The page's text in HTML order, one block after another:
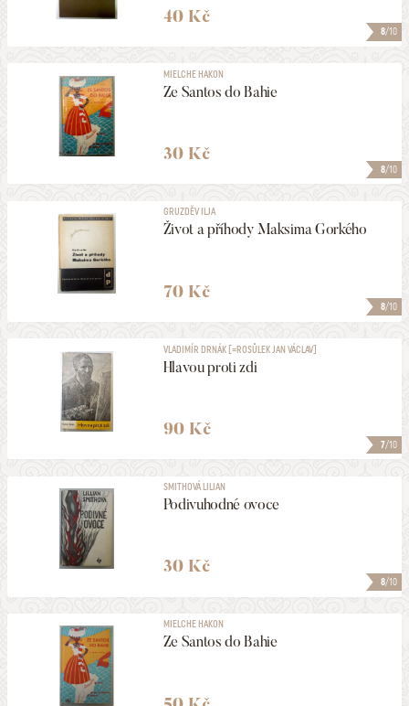
8/10
40 Kč
8/10
MIELCHE HAKON
Ze Santos do Bahie
30 Kč
8/10
GRUZDĚV ILJA
Život a příhody Maksima Gorkého
70 Kč
7/10
VLADIMÍR DRNÁK [=ROSŮLEK JAN VÁCLAV]
Hlavou proti zdi
90 Kč
8/10
SMITHOVÁ LILIAN
Podivuhodné ovoce
30 Kč
MIELCHE HAKON
Ze Santos do Bahie